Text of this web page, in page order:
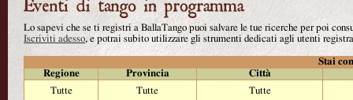
Lo sapevi che se ti registri a BallaTango puoi salvare le tue ricerche per poi
Iscriviti adesso, e potrai subito utilizzare gli strumenti dedicati agli utenti
Stai
Regione
Provincia
Città
Tutte
Tutte
Tutte